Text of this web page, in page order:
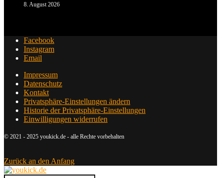
8. August 2026
Facebook
Instagram
Email
Impressum
Datenschutz
Kontakt
Privatsphäre-Einstellungen ändern
Historie der Privatsphäre-Einstellungen
Einwilligungen widerrufen
© 2021 - 2025 youkick.de - alle Rechte vorbehalten
Zurück an den Anfang